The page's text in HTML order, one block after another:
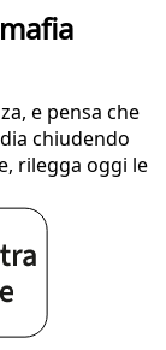
e pensa che
chiudendo
rilegga oggi le